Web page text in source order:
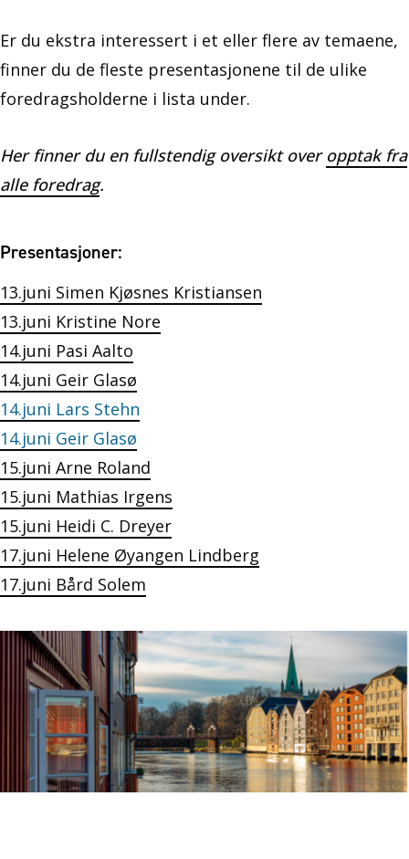
Er du ekstra interessert i et eller flere av temaene,
finner du de fleste presentasjonene til de ulike
foredragsholderne i lista under.
Her finner du en fullstendig oversikt over opptak fra
alle foredrag.
Presentasjoner:
13.juni Simen Kjøsnes Kristiansen
13.juni Kristine Nore
14.juni Pasi Aalto
14.juni Geir Glasø
14.juni Lars Stehn
14.juni Geir Glasø
15.juni Arne Roland
15.juni Mathias Irgens
15.juni Heidi C. Dreyer
17.juni Helene Øyangen Lindberg
17.juni Bård Solem